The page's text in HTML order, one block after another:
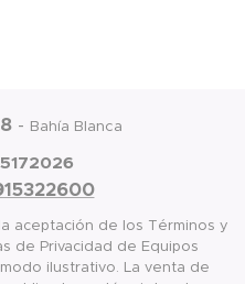
- Bahía Blanca
aceptación de los Términos y
de Privacidad de Equipos
ilustrativo. La venta de